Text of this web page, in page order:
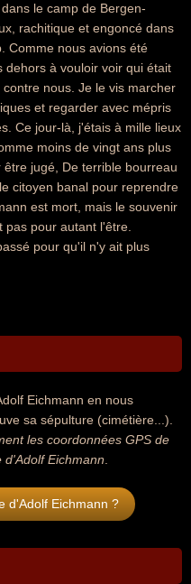
le camp de Bergen-
rachitique et engoncé dans
Comme nous avions été
dehors à vouloir voir qui était
nous. Je le vis marcher
et regarder avec mépris
Ce jour-là, j'étais à mille lieux
moins de vingt ans plus
jugé, De terrible bourreau
citoyen banal pour reprendre
est mort, mais le souvenir
pour autant l'être.
pour qu'il n'y ait plus
Eichmann en nous
sa sépulture (cimétière...).
les coordonnées GPS de
Eichmann
d'Adolf Eichmann ?